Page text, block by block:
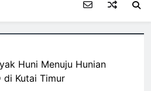
Huni Menuju Hunian
di Kutai Timur